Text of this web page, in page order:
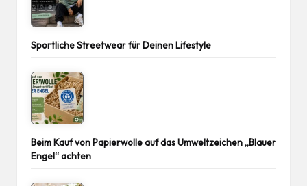
Sportliche Streetwear für Deinen Lifestyle
Beim Kauf von Papierwolle auf das Umweltzeichen „Blauer
Engel“ achten